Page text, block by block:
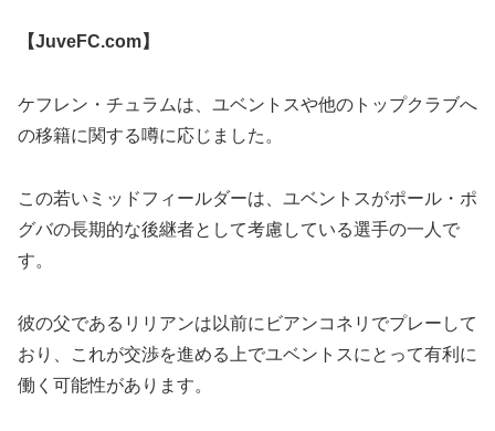
【JuveFC.com】
ケフレン・チュラムは、ユベントスや他のトップクラブへ
の移籍に関する噂に応じました。
この若いミッドフィールダーは、ユベントスがポール・ポ
グバの長期的な後継者として考慮している選手の一人で
す。
彼の父であるリリアンは以前にビアンコネリでプレーして
おり、これが交渉を進める上でユベントスにとって有利に
働く可能性があります。